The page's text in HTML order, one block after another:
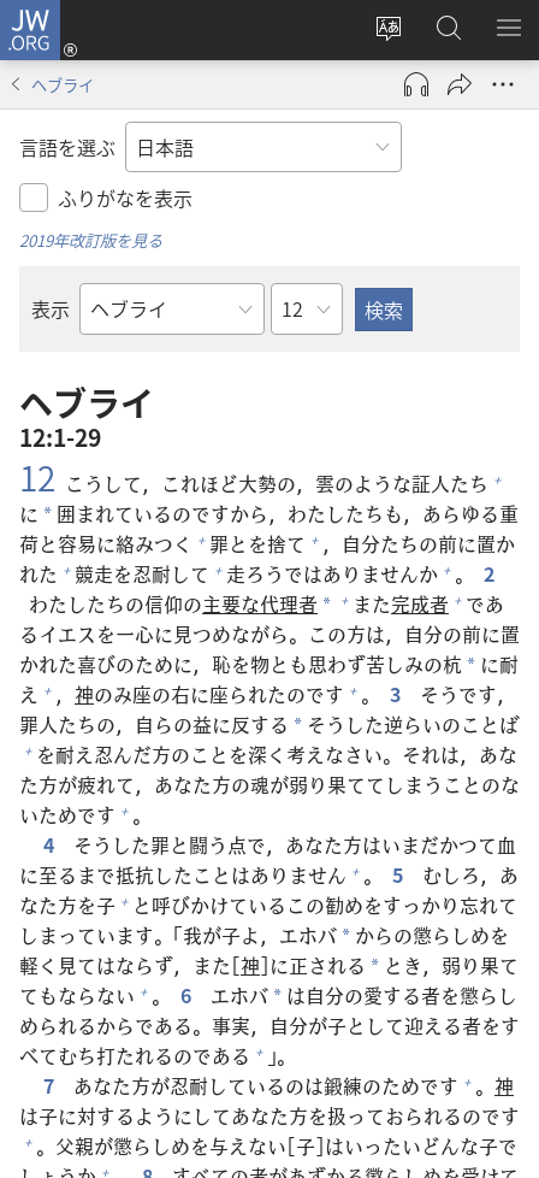
JW.ORG
サ
イ
ト
の
言
え
る
ロ
グ
ン
し
で
開
JW.ORG
の
検
メ
を
ヘブライ
言語を選ぶ
ふりがなを表示
2019年改訂版を見る
表示
聖
の
書
名
章
ヘブライ
12:1-29
12 こうして，これほど大勢の， 雲のような証人たち +
に * 囲まれているのですから，わたしたちも，あらゆる重
荷と容易に絡みつく + 罪とを捨て + ， 自分たちの前に置か
れた + 競走を忍耐して + 走ろうではありませんか + 。
2
わたしたちの信仰の主要な代理者 * + また完成者 + であ
るイエスを一心に見つめながら。この方は， 自分の前に置
かれた喜びのために， 恥を物とも思わず苦しみの杭 * に耐
え + ， 神のみ座の右に座られたのです + 。 3
そうです，
罪人たちの， 自らの益に反する * そうした逆らいのことば
+ を耐え忍んだ方のことを深く 考えなさい。それは，あな
た方が疲れて，あなた方の魂が弱り果ててしまうことのな
いためです + 。
4
そうした罪と闘う点で，あなた方はいまだかつて血
に至るまで抵抗したことはありません + 。 5
むしろ，あ
なた方を子 + と呼びかけているこの勧めをすっかり忘れて
しまっています。「我が子よ，エホバ * からの懲らしめを
軽く 見てはならず，また[神]に正される * とき， 弱り果て
てもならない + 。 6 エホバ * は自分の愛する者を懲らし
められるからである。 事実， 自分が子として迎える者をす
べてむち打たれるのである + 」。
7
あなた方が忍耐しているのは鍛練のためです + 。 神
は子に対するようにしてあなた方を扱っておられるのです
+ 。 父親が懲らしめを与えない[子]はいったいどんな子で
+